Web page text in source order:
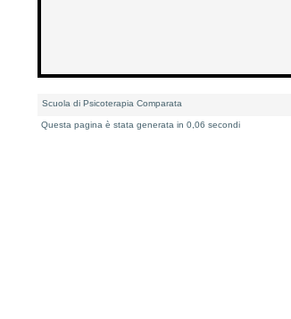
Scuola di Psicoterapia Comparata
Questa pagina è stata generata in 0,06 secondi